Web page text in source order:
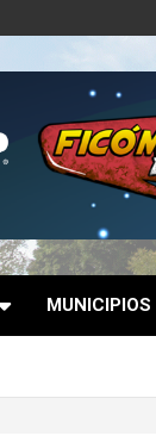
MUNICIPIOS